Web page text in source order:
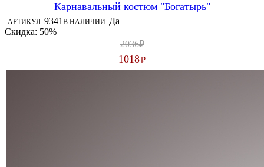
Карнавальный костюм "Богатырь"
АРТИКУЛ: 9341 В НАЛИЧИИ: Да
Скидка: 50%
2036₽
1018₽